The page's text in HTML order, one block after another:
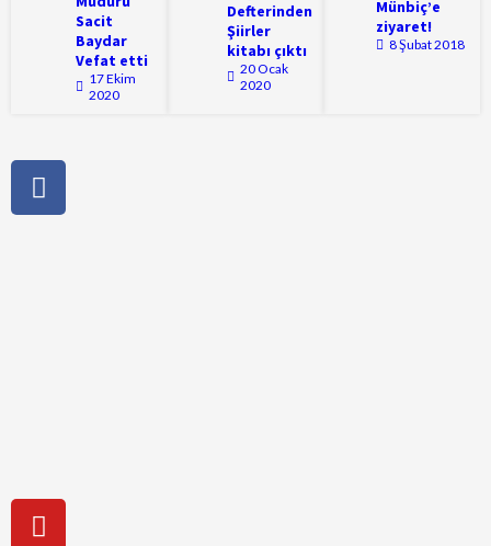
Sacit
Baydar
Vefat etti
17 Ekim
2020
Defterinden
Şiirler
kitabı çıktı
20 Ocak
2020
Münbiç’e
ziyaret!
8 Şubat 2018